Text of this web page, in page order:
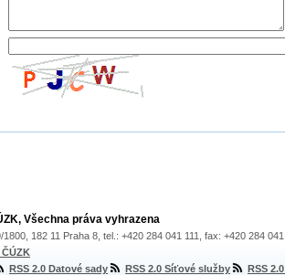
Všechna práva vyhrazena
182 11 Praha 8, tel.: +420 284 041 111, fax: +420 284
RSS 2.0 Datové sady RSS 2.0 Síťové služby RSS